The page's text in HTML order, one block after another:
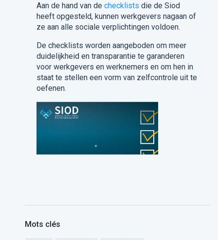
Aan de hand van de checklists die de Siod
heeft opgesteld, kunnen werkgevers nagaan of
ze aan alle sociale verplichtingen voldoen.
De checklists worden aangeboden om meer
duidelijkheid en transparantie te garanderen
voor werkgevers en werknemers en omhen in
staat te stellen een vorm van zelfcontrole uit te
oefenen.
Mots clés